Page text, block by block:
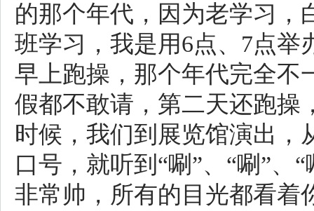
的那个年代，因为老学习，
班学习，我是用6点、 7点举
早上跑操，那个年代完全不
假都不敢请，第二天还跑操
时候，我们到展览馆演出，
口号，就听到“唰”、“唰”、
非常帅，所有的目光都看着